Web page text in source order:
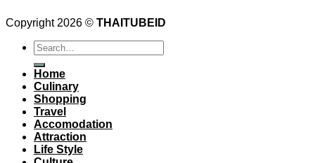
Copyright 2026 © THAITUBEID
Home
Culinary
Shopping
Travel
Accomodation
Attraction
Life Style